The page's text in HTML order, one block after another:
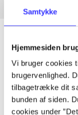
Samtykke
Hjemmesiden
Vi bruger cookies
brugervenlighed.
tilbagetrække dit
bunden af siden.
cookies under
Artikler
Alle registrerede
...